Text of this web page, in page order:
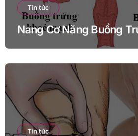
Tin tức
Nang Cơ Năng Buồng
Tin tức